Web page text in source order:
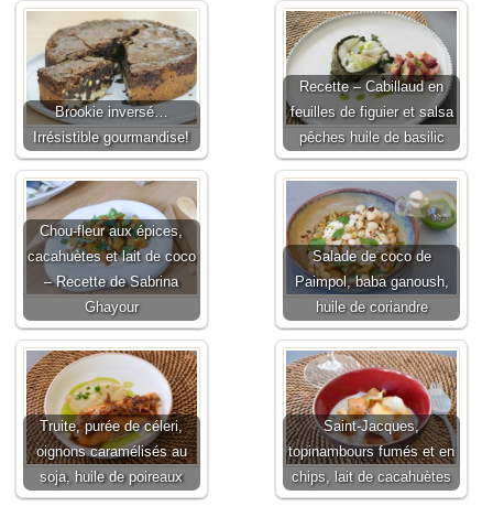
Brookie inversé…
Irrésistible gourmandise!
Recette – Cabillaud en
feuilles de figuier et salsa
pêches huile de basilic
Chou-fleur aux épices,
cacahuètes et lait de coco
– Recette de Sabrina
Ghayour
Salade de coco de
Paimpol, baba ganoush,
huile de coriandre
Truite, purée de céleri,
oignons caramélisés au
soja, huile de poireaux
Saint-Jacques,
topinambours fumés et en
chips, lait de cacahuètes